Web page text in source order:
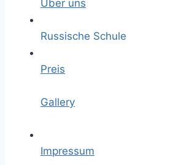
Über uns
Russische Schule
Preis
Gallery
Impressum